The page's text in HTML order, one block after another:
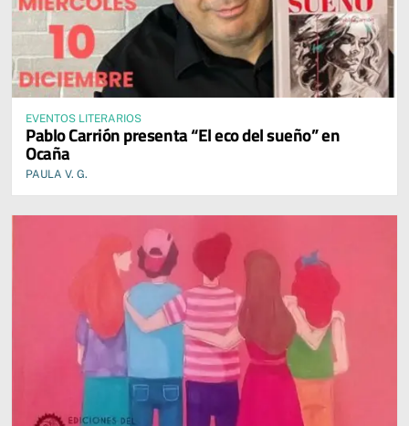
EVENTOS LITERARIOS
Pablo Carrión presenta “El eco del sueño” en
Ocaña
PAULA V. G.